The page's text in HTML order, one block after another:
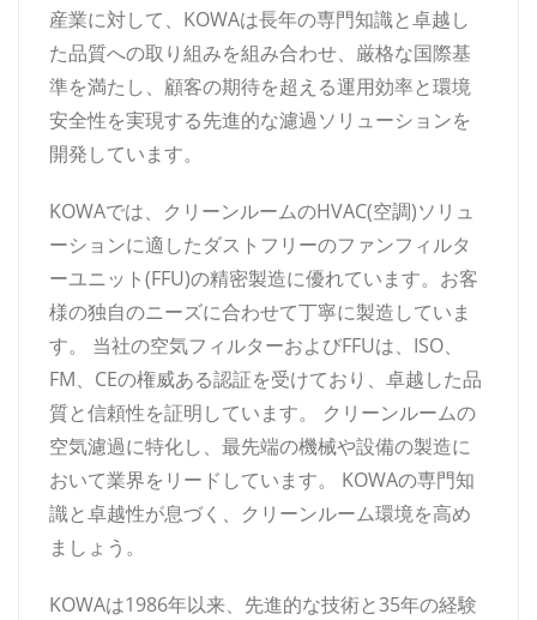
産業に対して、KOWAは長年の専門知識と卓越し
た品質への取り組みを組み合わせ、厳格な国際基
準を満たし、顧客の期待を超える運用効率と環境
安全性を実現する先進的な濾過ソリューションを
開発しています。
KOWAでは、クリーンルームのHVAC(空調)ソリュ
ーションに適したダストフリーのファンフィルタ
ーユニット(FFU)の精密製造に優れています。お客
様の独自のニーズに合わせて丁寧に製造していま
す。 当社の空気フィルターおよびFFUは、ISO、
FM、CEの権威ある認証を受けており、卓越した品
質と信頼性を証明しています。 クリーンルームの
空気濾過に特化し、最先端の機械や設備の製造に
おいて業界をリードしています。 KOWAの専門知
識と卓越性が息づく、クリーンルーム環境を高め
ましょう。
KOWAは1986年以来、先進的な技術と35年の経験